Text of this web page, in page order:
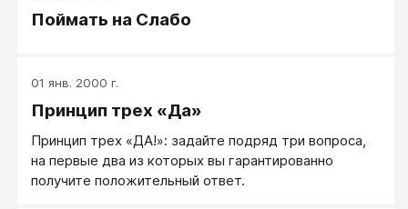
рассчитанное на бессознательную реакцию,
Поймать на Слабо
01 янв. 2000 г.
Принцип трех «Да»
Принцип трех «ДА!»: задайте подряд три вопроса,
на первые два из которых вы гарантированно
получите положительный ответ.